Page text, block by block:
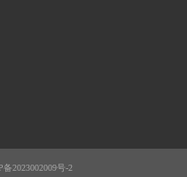
备2023002009号-2